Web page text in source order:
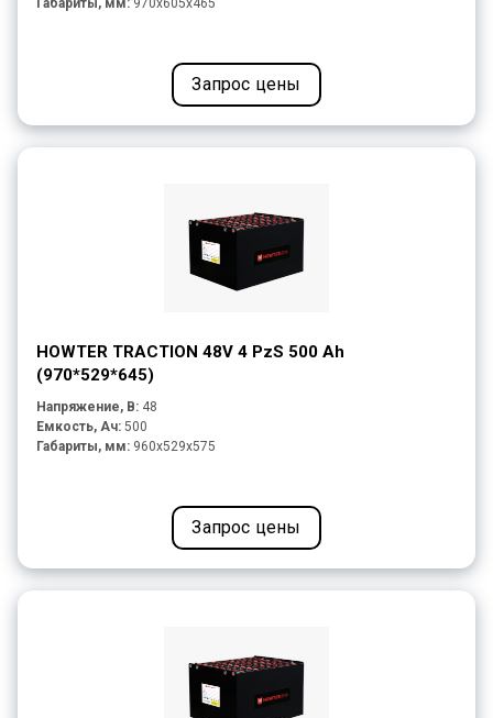
Габариты, мм: 970x605x465
Запрос цены
HOWTER TRACTION 48V 4 PzS 500 Ah
(970*529*645)
Напряжение, В: 48
Емкость, Ач: 500
Габариты, мм: 960x529x575
Запрос цены